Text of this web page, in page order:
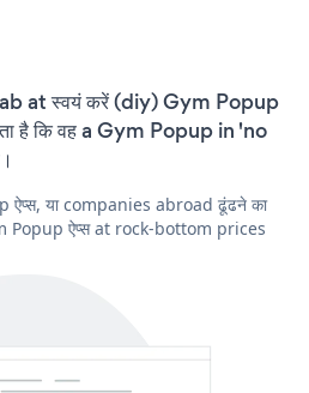
at स्वयं करें (diy) Gym Popup
है कि वह a Gym Popup in 'no
ऐप्स, या companies abroad ढूंढने का
Popup ऐप्स at rock-bottom prices